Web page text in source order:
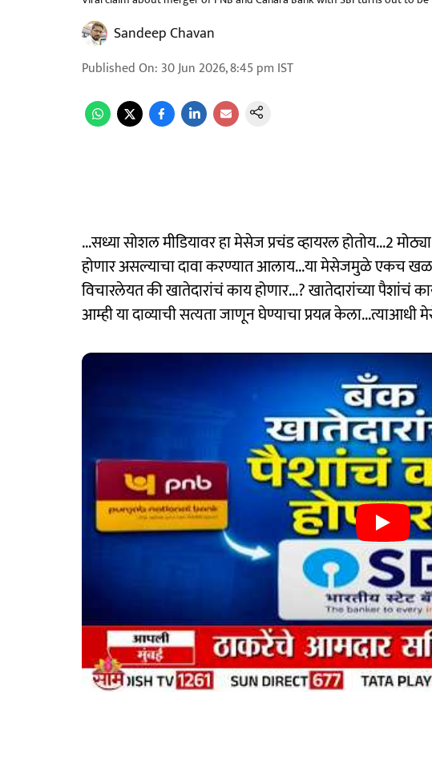
Sandeep Chavan
Published On: 30 Jun 2026, 8:45 pm IST
...सध्या सोशल मीडियावर हा मेसेज प्रचंड व्हायरल होतोय...2
होणार असल्याचा दावा करण्यात आलाय...या मेसेजमुळे एकच
विचारलेयत की खातेदारांचं काय होणार...? खातेदारांच्या पैशांचं
आम्ही या दाव्याची सत्यता जाणून घेण्याचा प्रयत्न